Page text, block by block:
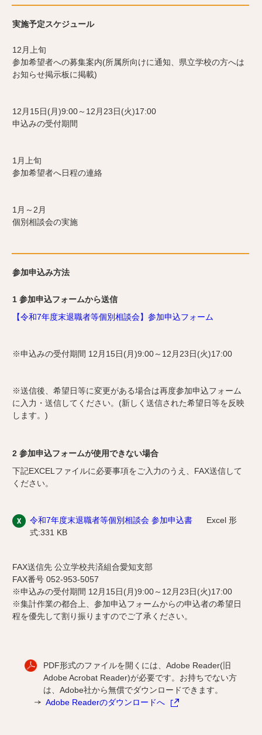
実施予定スケジュール
12月上旬
参加希望者への募集案内(所属所向けに通知、県立学校の方へは
お知らせ掲示板に掲載)
12月15日(月)9:00～12月23日(火)17:00
申込みの受付期間
1月上旬
参加希望者へ日程の連絡
1月～2月
個別相談会の実施
参加申込み方法
1 参加申込フォームから送信
【令和7年度末退職者等個別相談会】参加申込フォーム
※申込みの受付期間 12月15日(月)9:00～12月23日(火)17:00
※送信後、希望日等に変更がある場合は再度参加申込フォーム
に入力・送信してください。(新しく送信された希望日等を反映
します。)
2 参加申込フォームが使用できない場合
下記EXCELファイルに必要事項をご入力のうえ、FAX送信して
ください。
令和7年度末退職者等個別相談会 参加申込書
Excel 形
式:331 KB
FAX送信先 公立学校共済組合愛知支部
FAX番号 052-953-5057
※申込みの受付期間 12月15日(月)9:00～12月23日(火)17:00
※集計作業の都合上、参加申込フォームからの申込者の希望日
程を優先して割り振りますのでご了承ください。
PDF形式のファイルを開くには、Adobe Reader(旧
Adobe Acrobat Reader)が必要です。お持ちでない方
は、Adobe社から無償でダウンロードできます。
Adobe Readerのダウンロードへ